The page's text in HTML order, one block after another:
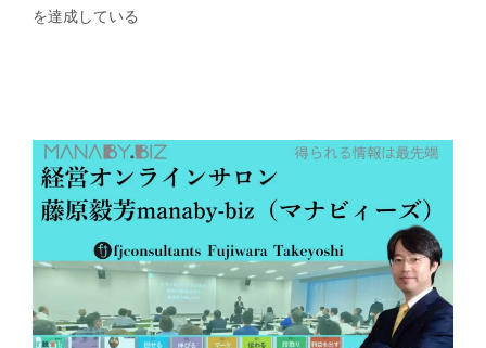
を達成している